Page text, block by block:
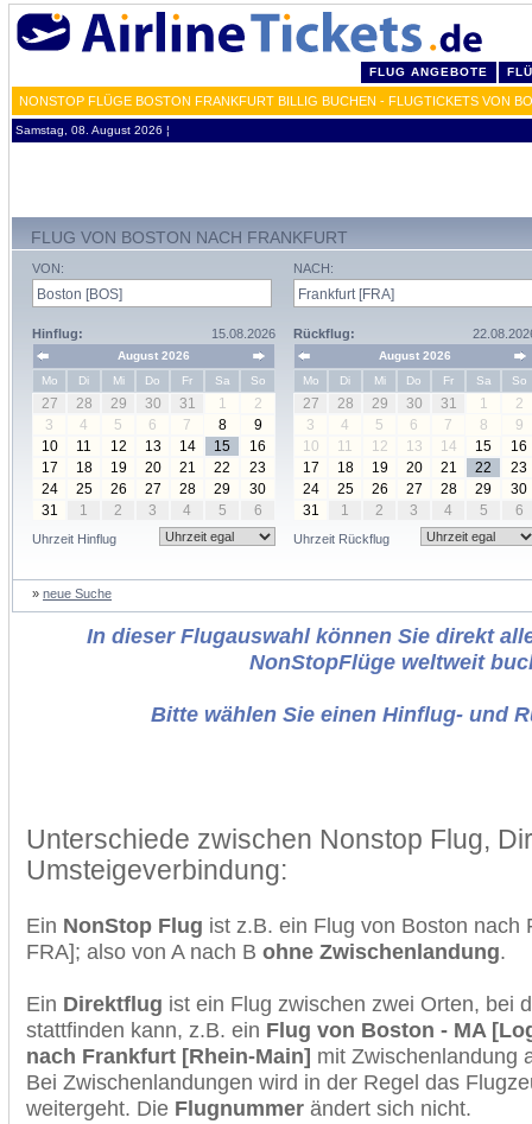
FLUG ANGEBOTE
NONSTOP FLÜGE BOSTON FRANKFURT BILLIG BUCHEN - FLUGTICKETS VON
Samstag, 08. August 2026 ¦
FLUG VON BOSTON NACH FRANKFURT
VON:
Hinflug: 15.08.2026
August 2026
Mo
Di Mi Do Fr Sa So
27 28 29 30 31 1
2
3
4 5 6 7 8
9
10
11 12 13 14 15
16
17
18 19 20 21 22
23
24
25 26 27 28 29
30
31
1 2 3 4 5 6
Uhrzeit Hinflug
NACH:
Rückflug:
August 2026
Mo
Di Mi Do Fr Sa So
27 28 29 30 31 1
2
3
4 5 6 7 8
9
10
11 12 13 14 15
16
17
18 19 20 21 22
23
24
25 26 27 28 29
30
31
1 2 3 4 5 6
Uhrzeit Rückflug
» neue Suche
In dieser Flugauswahl können Sie direkt
NonStopFlüge weltweit
Bitte wählen Sie einen Hinflug- und
Unterschiede zwischen Nonstop Flug,
Umsteigeverbindung:
Ein NonStop Flug ist z.B. ein Flug von Boston nach
FRA]; also von A nach B ohne Zwischenlandung.
Ein Direktflug ist ein Flug zwischen zwei Orten, bei
stattfinden kann, z.B. ein Flug von Boston - MA
nach Frankfurt [Rhein-Main] mit Zwischenlandung
Bei Zwischenlandungen wird in der Regel das
weitergeht. Die Flugnummer ändert sich nicht.